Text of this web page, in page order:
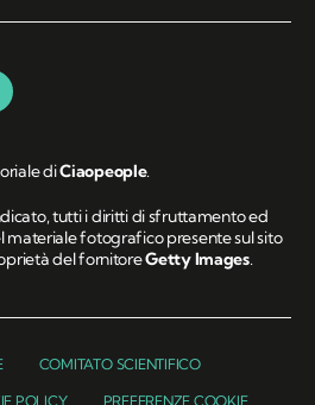
diCiaopeople.
tutti i diritti di sfruttamento ed
materiale fotografico presente sul sito
del fornitoreGetty Images.
COMITATO SCIENTIFICO
POLICY PREFERENZE COOKIE